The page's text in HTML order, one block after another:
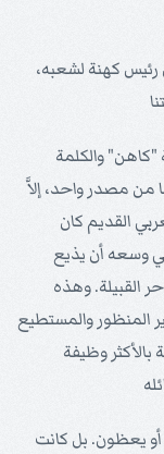
رئيس كهنة لشعبه،
"كاهن" والكلمة
من مصدر واحد، إلاَّ
القديم كان
وسعه أن يذيع
القبيلة. وهذه
المنظور والمستطيع
بالأكثر وظيفة
أو يعظون. بل كانت